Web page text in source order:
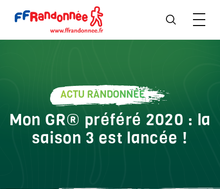
ACTU RANDONNÉE
Mon GR® préféré 2020 : la
saison 3 est lancée !